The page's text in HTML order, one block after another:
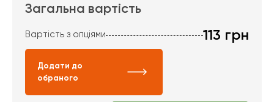
Загальна вартість
Вартість з опціями 113 грн
Додати до
обраного